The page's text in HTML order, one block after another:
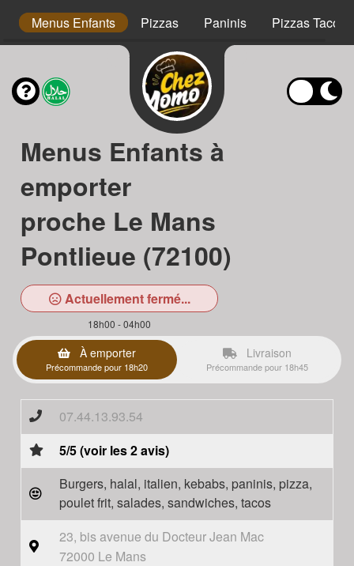
Menus Enfants Pizzas Paninis Pizzas Tacos
Menus Enfants à
emporter
proche Le Mans
Pontlieue (72100)
Actuellement fermé...
18h00 - 04h00
À emporter
Précommande pour 18h20
Livraison
Précommande pour 18h45
07.44.13.93.54
5/5 (voir les 2 avis)
Burgers, halal, italien, kebabs, paninis, pizza,
poulet frit, salades, sandwiches, tacos
23, bis avenue du Docteur Jean Mac
72000 Le Mans